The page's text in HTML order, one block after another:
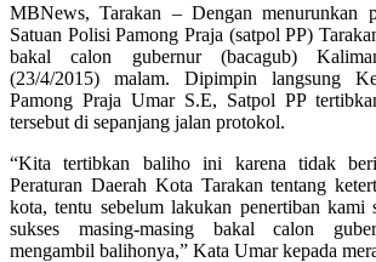
MBNews, Tarakan – Dengan menurunkan
Satuan Polisi Pamong Praja (satpol PP)
bakal calon gubernur (bacagub)
(23/4/2015) malam. Dipimpin langsung
Pamong Praja Umar S.E, Satpol PP
tersebut di sepanjang jalan protokol.
“Kita tertibkan baliho ini karena tidak
Peraturan Daerah Kota Tarakan tentang
kota, tentu sebelum lakukan penertiban kami
sukses masing-masing bakal calon
mengambil balihonya,” Kata Umar kepada